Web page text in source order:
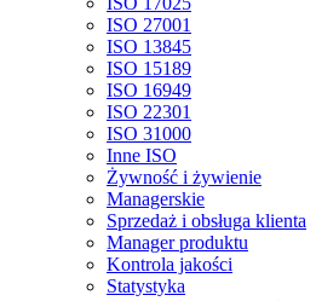
ISO 27001
ISO 13845
ISO 15189
ISO 16949
ISO 22301
ISO 31000
Inne ISO
Żywność i żywienie
Managerskie
Sprzedaż i obsługa klienta
Manager produktu
Kontrola jakości
Statystyka